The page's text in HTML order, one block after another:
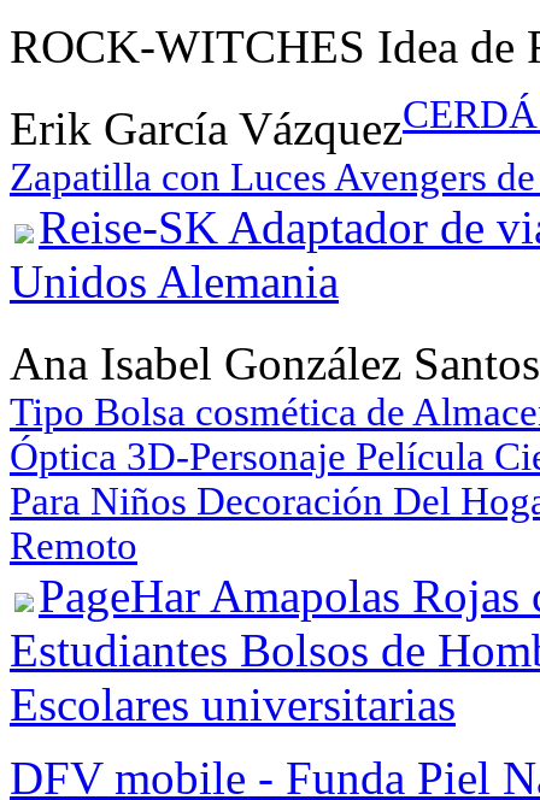
ROCK-WITCHES Idea de
Erik García Vázquez
Zapatilla con Luces Avengers
Reise-SK Adaptador de
Unidos Alemania
Ana Isabel González Santos
Tipo Bolsa cosmética de
Óptica 3D-Personaje Película
Para Niños Decoración Del
Remoto
PageHar Amapolas
Estudiantes Bolsos de
Escolares universitarias
DFV mobile - Funda Piel